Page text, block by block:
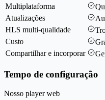
Multiplataforma
Atualizações
HLS multi-qualidade
Custo
Compartilhar e incorporar
Tempo de configuração
Nosso player web